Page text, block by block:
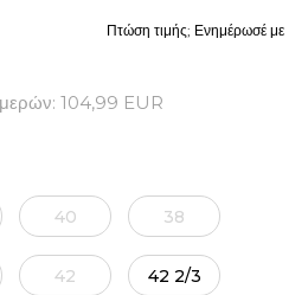
104,99 EUR
Πτώση τιμής; Ενημέρωσέ με
40 38
42 42 2/3